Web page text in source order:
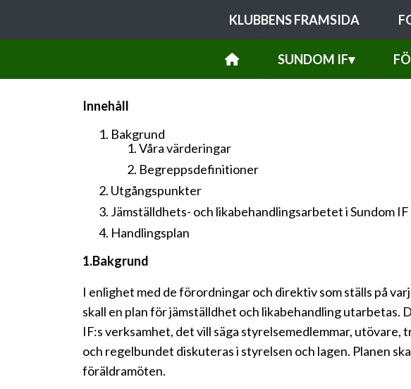
KLUBBENS FRAMSIDA
SUNDOM IF▾
Innehåll
Bakgrund
Våra värderingar
Begreppsdefinitioner
Utgångspunkter
Jämställdhets- och likabehandlingsarbetet i Sundom IF
Handlingsplan
1.Bakgrund
I enlighet med de förordningar och direktiv som ställs på
skall en plan för jämställdhet och likabehandling utarbetas.
IF:s verksamhet, det vill säga styrelsemedlemmar,
och regelbundet diskuteras i styrelsen och lagen. Planen
föräldramöten.